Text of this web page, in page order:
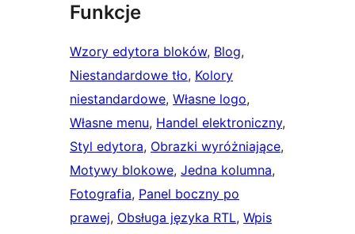
Funkcje
Wzory edytora bloków, Blog
Niestandardowe tło, Kolory
niestandardowe, Własne logo
Własne menu, Handel elektroniczny
Styl edytora, Obrazki wyróżniające
Motywy blokowe, Jedna kolumna
Fotografia, Panel boczny po
prawej, Obsługa języka RTL, Wpis